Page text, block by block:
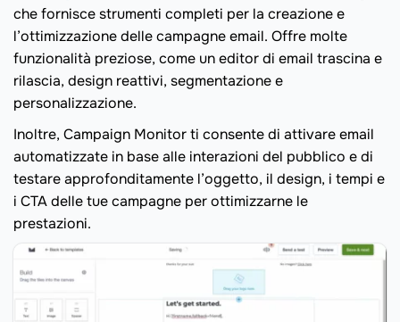
che fornisce strumenti completi per la creazione e
l’ottimizzazione delle campagne email. Offre molte
funzionalità preziose, come un editor di email trascina e
rilascia, design reattivi, segmentazione e
personalizzazione.
Inoltre, Campaign Monitor ti consente di attivare email
automatizzate in base alle interazioni del pubblico e di
testare approfonditamente l’oggetto, il design, i tempi e
i CTA delle tue campagne per ottimizzarne le
prestazioni.